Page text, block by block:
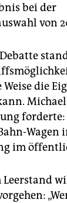
bei der
von
die
Wagen
im
Leerstand